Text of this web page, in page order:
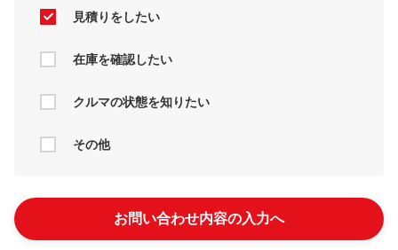
見積りをしたい
在庫を確認したい
クルマの状態を知りたい
その他
お問い合わせ内容の入力へ